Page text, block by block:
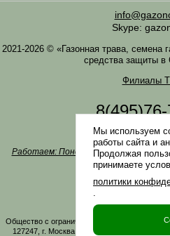
Skype:
2021-2026 © «Газонная трава, семена
средства защиты в
Филиалы
Наша почта
Работаем: Понедельник-четверг с
17:00
Наши награды
Политика
Заказать
Общество с ограниченной
127247, г. Москва, Дмитровское ш., д.
Мы используем
работы сайта и
Продолжая
принимаете
политики
.